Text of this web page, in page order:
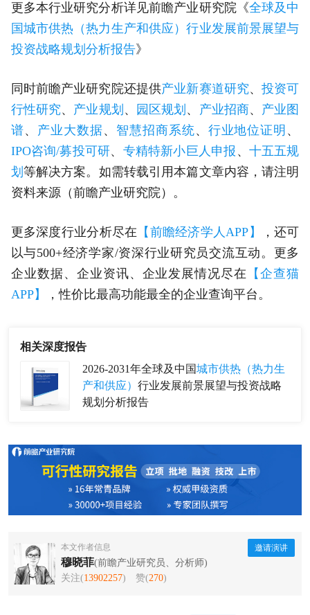
更多本行业研究分析详见前瞻产业研究院《全球及中
国城市供热（热力生产和供应）行业发展前景展望与
投资战略规划分析报告》
同时前瞻产业研究院还提供产业新赛道研究、投资可
行性研究、 产业规划 、 园区规划 、 产业招商、 产业图
谱、 产业大数据、 智慧招商系统、 行业地位证明 、
IPO咨询/募投可研、 专精特新小巨人申报 、 十五五规
划 等解决方案。如需转载引用本篇文章内容，请注明
资料来源（前瞻产业研究院）。
更多深度行业分析尽在 【前瞻经济学人APP】
，还可
以与500+经济学家/资深行业研究员交流互动。更多
企业数据、企业资讯、企业发展情况尽在
【企查猫
APP】
，性价比最高功能最全的企业查询平台。
相关深度报告
2026-2031年全球及中国城市供热（热力生
产和供应） 行业发展前景展望与投资战略
规划分析报告
本文作者信息
穆晓菲(前瞻产业研究员、分析师)
关注(13902257) 赞(270)
邀请演讲